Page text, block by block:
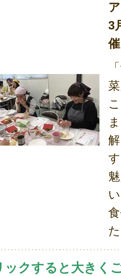
ア
3
催
クすると大きく